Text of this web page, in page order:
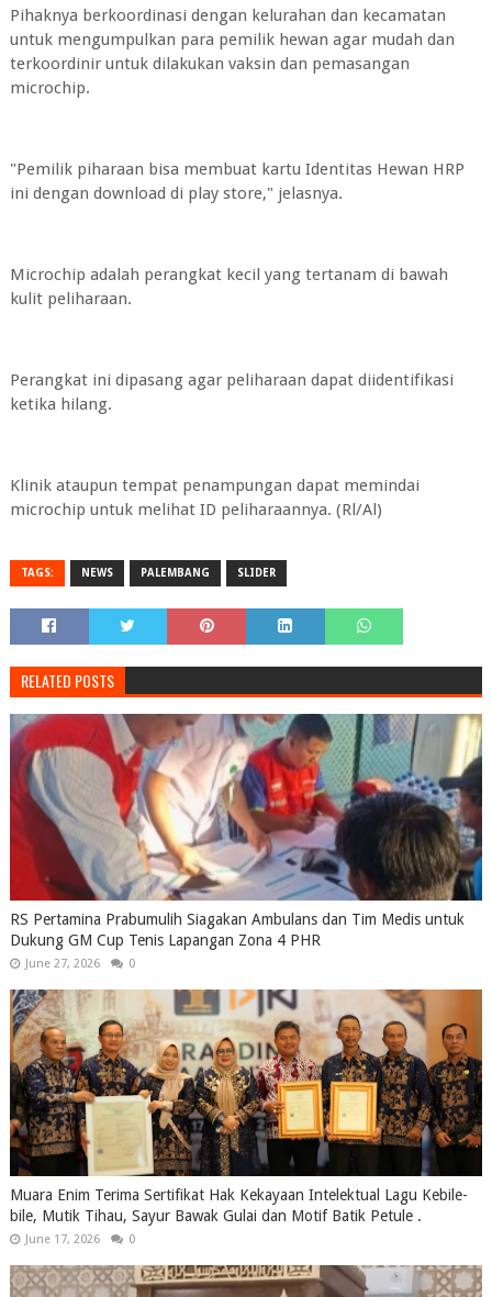
Pihaknya berkoordinasi dengan kelurahan dan kecamatan
untuk mengumpulkan para pemilik hewan agar mudah dan
terkoordinir untuk dilakukan vaksin dan pemasangan
microchip.
"Pemilik piharaan bisa membuat kartu Identitas Hewan HRP
ini dengan download di play store," jelasnya.
Microchip adalah perangkat kecil yang tertanam di bawah
kulit peliharaan.
Perangkat ini dipasang agar peliharaan dapat diidentifikasi
ketika hilang.
Klinik ataupun tempat penampungan dapat memindai
microchip untuk melihat ID peliharaannya. (Rl/Al)
TAGS: NEWS PALEMBANG SLIDER
RELATED POSTS
RS Pertamina Prabumulih Siagakan Ambulans dan Tim Medis untuk
Dukung GM Cup Tenis Lapangan Zona 4 PHR
June 27, 2026 0
Muara Enim Terima Sertifikat Hak Kekayaan Intelektual Lagu Kebile-
bile, Mutik Tihau, Sayur Bawak Gulai dan Motif Batik Petule .
June 17, 2026 0